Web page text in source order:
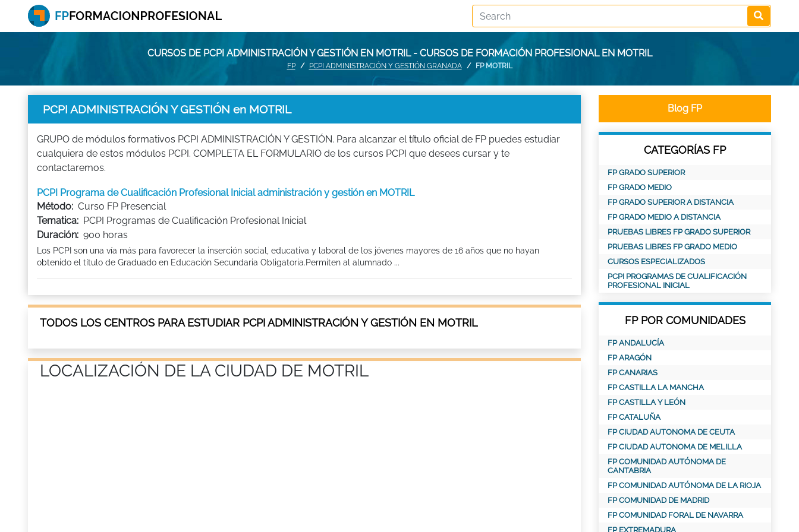
CURSOS DE PCPI ADMINISTRACIÓN Y GESTIÓN EN MOTRIL - CURSOS DE FORMACIÓN PROFESIONAL EN MOTRIL
FP PCPI ADMINISTRACIÓN Y GESTIÓN GRANADA FP MOTRIL
PCPI ADMINISTRACIÓN Y GESTIÓN en MOTRIL
GRUPO de módulos formativos PCPI ADMINISTRACIÓN Y GESTIÓN. Para alcanzar el título oficial de FP puedes estudiar
cualquiera de estos módulos PCPI. COMPLETA EL FORMULARIO de los cursos PCPI que desees cursar y te
contactaremos.
PCPI Programa de Cualificación Profesional Inicial administración y gestión en MOTRIL
Método: Curso FP Presencial
Tematica: PCPI Programas de Cualificación Profesional Inicial
Duración: 900 horas
Los PCPI son una vía más para favorecer la inserción social, educativa y laboral de los jóvenes mayores de 16 años que no hayan
obtenido el título de Graduado en Educación Secundaria Obligatoria.Permiten al alumnado ...
TODOS LOS CENTROS PARA ESTUDIAR PCPI ADMINISTRACIÓN Y GESTIÓN EN MOTRIL
LOCALIZACIÓN DE LA CIUDAD DE MOTRIL
Blog FP
CATEGORÍAS FP
FP GRADO SUPERIOR
FP GRADO MEDIO
FP GRADO SUPERIOR A DISTANCIA
FP GRADO MEDIO A DISTANCIA
PRUEBAS LIBRES FP GRADO SUPERIOR
PRUEBAS LIBRES FP GRADO MEDIO
CURSOS ESPECIALIZADOS
PCPI PROGRAMAS DE CUALIFICACIÓN
PROFESIONAL INICIAL
FP POR COMUNIDADES
FP ANDALUCÍA
FP ARAGÓN
FP CANARIAS
FP CASTILLA LA MANCHA
FP CASTILLA Y LEÓN
FP CATALUÑA
FP CIUDAD AUTONOMA DE CEUTA
FP CIUDAD AUTONOMA DE MELILLA
FP COMUNIDAD AUTÓNOMA DE
CANTABRIA
FP COMUNIDAD AUTÓNOMA DE LA RIOJA
FP COMUNIDAD DE MADRID
FP COMUNIDAD FORAL DE NAVARRA
FP EXTREMADURA